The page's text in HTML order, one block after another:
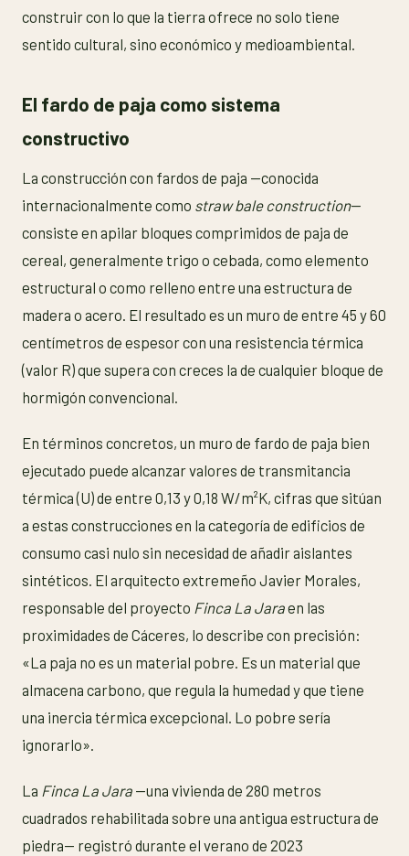
construir con lo que la tierra ofrece no solo tiene
sentido cultural, sino económico y medioambiental.
El fardo de paja como sistema
constructivo
La construcción con fardos de paja —conocida
internacionalmente como straw bale construction—
consiste en apilar bloques comprimidos de paja de
cereal, generalmente trigo o cebada, como elemento
estructural o como relleno entre una estructura de
madera o acero. El resultado es un muro de entre 45 y 60
centímetros de espesor con una resistencia térmica
(valor R) que supera con creces la de cualquier bloque de
hormigón convencional.
En términos concretos, un muro de fardo de paja bien
ejecutado puede alcanzar valores de transmitancia
térmica (U) de entre 0,13 y 0,18 W/m²K, cifras que sitúan
a estas construcciones en la categoría de edificios de
consumo casi nulo sin necesidad de añadir aislantes
sintéticos. El arquitecto extremeño Javier Morales,
responsable del proyecto Finca La Jaraen las
proximidades de Cáceres, lo describe con precisión:
«La paja no es un material pobre. Es un material que
almacena carbono, que regula la humedad y que tiene
una inercia térmica excepcional. Lo pobre sería
ignorarlo».
La Finca La Jara —una vivienda de 280 metros
cuadrados rehabilitada sobre una antigua estructura de
piedra— registró durante el verano de 2023